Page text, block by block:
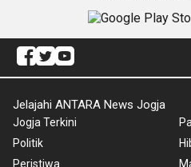
Jelajahi ANTARA News Jogja
Jogja Terkini
Politik
Peristiwa